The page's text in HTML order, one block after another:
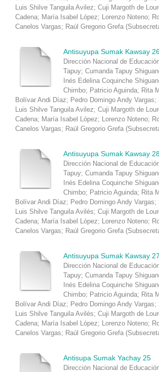
Luis Shilve Tanguila Avilez; Cuji Margoth de
Cadena; María Isabel López; Lorenzo Noteno;
Canelos Vargas; Raúl Gregorio Grefa (
Antisuyupa Sumak Kawsay
Dirección Nacional de
Tapuy; Cumanda Tapuy
Inés Edelina Coquinche
Chimbo; Patricio Aguinda; Rita
Bolívar Andi Díaz; Pedro Domingo Andy Vargas;
Luis Shilve Tanguila Avilez; Cuji Margoth de
Cadena; María Isabel López; Lorenzo Noteno;
Canelos Vargas; Raúl Gregorio Grefa (
Antisuyupa Sumak Kawsay
Dirección Nacional de
Tapuy; Cumanda Tapuy
Inés Edelina Coquinche
Chimbo; Patricio Aguinda; Rita
Bolívar Andi Díaz; Pedro Domingo Andy Vargas;
Luis Shilve Tanguila Avilés; Cuji Margoth de
Cadena; María Isabel López; Lorenzo Noteno;
Canelos Vargas; Raúl Gregorio Grefa (
Antisuyupa Sumak Kawsay 27
Dirección Nacional de
Tapuy; Cumanda Tapuy
Inés Edelina Coquinche
Chimbo; Patricio Aguinda; Rita
Bolívar Andi Díaz; Pedro Domingo Andy Vargas;
Luis Shilve Tanguila Avilés; Cuji Margoth de
Cadena; María Isabel López; Lorenzo Noteno;
Canelos Vargas; Raúl Gregorio Grefa (
Antisupa Sumak Yachay 25
Dirección Nacional de